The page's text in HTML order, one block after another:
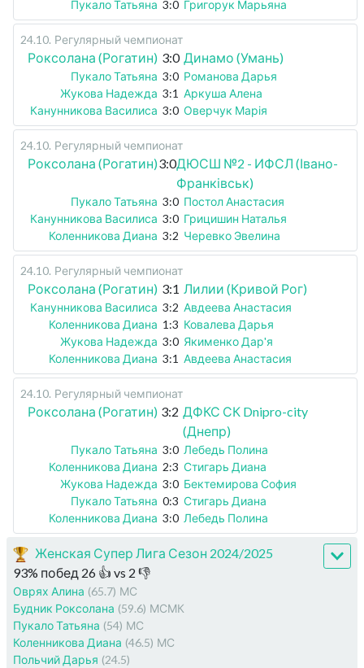
Пукало Татьяна 3:0 Григорук Марьяна
24.10. Регулярный чемпионат
Роксолана (Рогатин) 3:0 Динамо (Умань)
Пукало Татьяна 3:0 Романова Дарья
Жукова Надежда 3:1 Аркуша Алена
Канунникова Василиса 3:0 Оверчук Марія
24.10. Регулярный чемпионат
Роксолана (Рогатин)3:0ДЮСШ №2 - ИФСЛ (Івано-
Франківськ)
Пукало Татьяна 3:0 Постол Анастасия
Канунникова Василиса 3:0 Грицишин Наталья
Коленникова Диана 3:2 Черевко Эвелина
24.10. Регулярный чемпионат
Роксолана (Рогатин) 3:1 Лилии (Кривой Рог)
Канунникова Василиса 3:2 Авдеева Анастасия
Коленникова Диана 1:3 Ковалева Дарья
Жукова Надежда 3:0 Якименко Дар'я
Коленникова Диана 3:1 Авдеева Анастасия
24.10. Регулярный чемпионат
Роксолана (Рогатин) 3:2 ДФКС СК Dnipro-city
(Днепр)
Пукало Татьяна 3:0 Лебедь Полина
Коленникова Диана 2:3 Стигарь Диана
Жукова Надежда 3:0 Бектемирова София
Пукало Татьяна 0:3 Стигарь Диана
Коленникова Диана 3:0 Лебедь Полина
Женская Супер Лига Сезон 2024/2025
93% побед 26 👍 vs 2 👎
Оврях Алина (65.7) МС
Будник Роксолана (59.6) МСМК
Пукало Татьяна (54) МС
Коленникова Диана (46.5) МС
Польчий Дарья (24.5)